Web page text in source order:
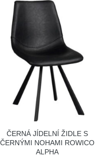
ČERNÁ JÍDELNÍ ŽIDLE S
ČERNÝMI NOHAMI ROWICO
ALPHA